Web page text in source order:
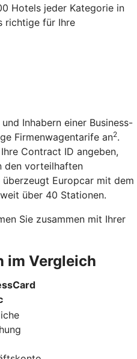
Hotels jeder Kategorie in
richtige für Ihre
Inhabern einer Business-
Firmenwagentarife an2.
Contract ID angeben,
den vorteilhaften
Europcar mit dem
über 40 Stationen.
Sie zusammen mit Ihrer
im Vergleich